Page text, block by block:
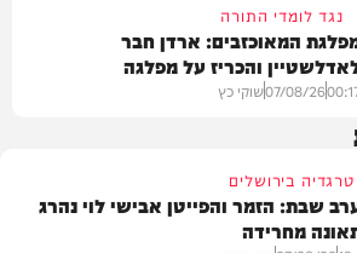
נגד לומדי התורה
המאוכזבים: ארדן חבר
והכריז על מפלגה
07/08/26שוקי כץ
טרגדיה בירושלים
שבת: הזמר והפייטן אבישי לוי נהרג
מחרידה